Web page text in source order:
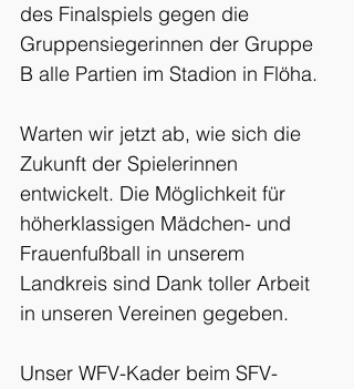
des Finalspiels gegen die
Gruppensiegerinnen der Gruppe
B alle Partien im Stadion in Flöha.
Warten wir jetzt ab, wie sich die
Zukunft der Spielerinnen
entwickelt. Die Möglichkeit für
höherklassigen Mädchen- und
Frauenfußball in unserem
Landkreis sind Dank toller Arbeit
in unseren Vereinen gegeben.
Unser WFV-Kader beim SFV-